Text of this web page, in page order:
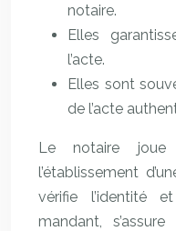
notaire.
Elles
l’acte.
Elles sont
de l’acte
Le notaire
l’établissement
vérifie l’identité
mandant,